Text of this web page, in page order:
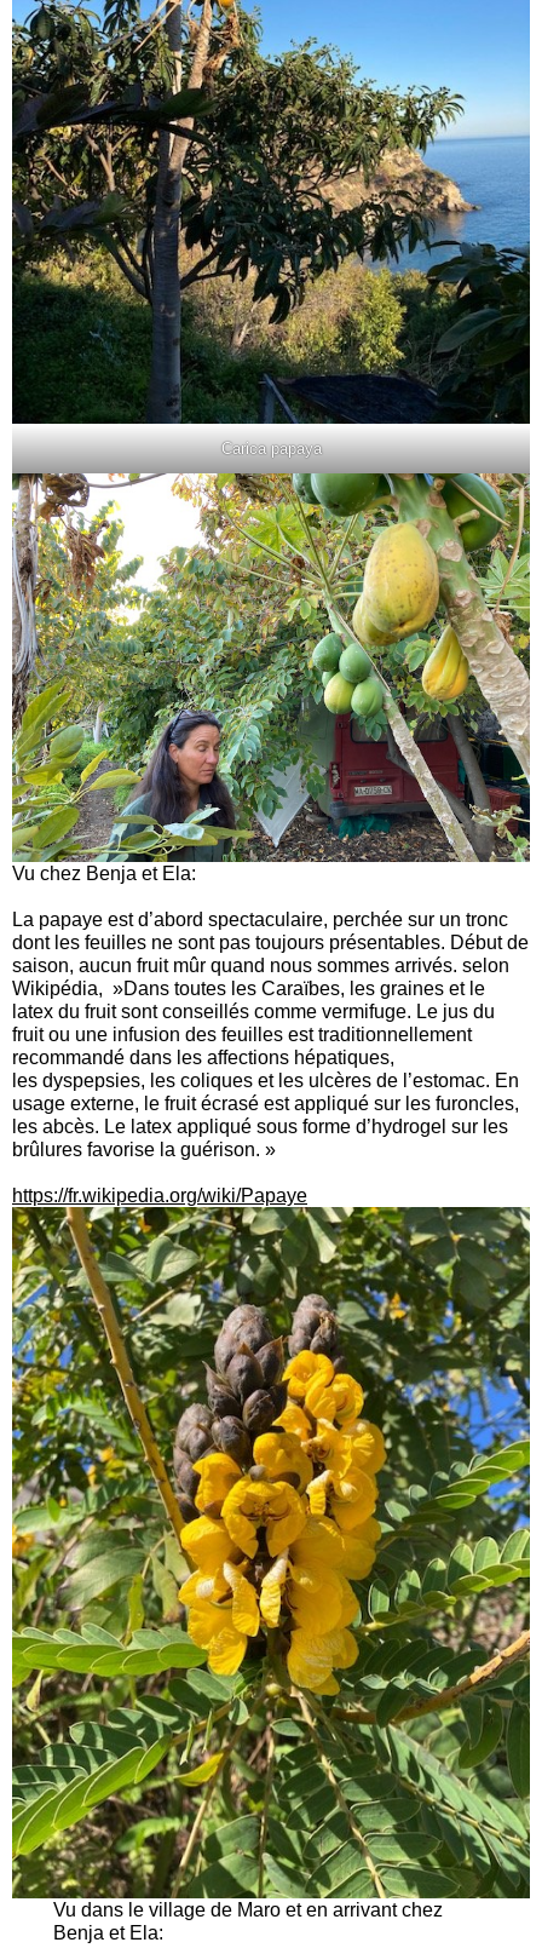
Carica papaya
Vu chez Benja et Ela:
La papaye est d’abord spectaculaire, perchée sur un tronc
dont les feuilles ne sont pas toujours présentables. Début de
saison, aucun fruit mûr quand nous sommes arrivés. selon
Wikipédia, »Dans toutes les Caraïbes, les graines et le
latex du fruit sont conseillés comme vermifuge. Le jus du
fruit ou une infusion des feuilles est traditionnellement
recommandé dans les affections hépatiques,
les dyspepsies, les coliques et les ulcères de l’estomac. En
usage externe, le fruit écrasé est appliqué sur les furoncles,
les abcès. Le latex appliqué sous forme d’hydrogel sur les
brûlures favorise la guérison. »
https://fr.wikipedia.org/wiki/Papaye
Vu dans le village de Maro et en arrivant chez
Benja et Ela: